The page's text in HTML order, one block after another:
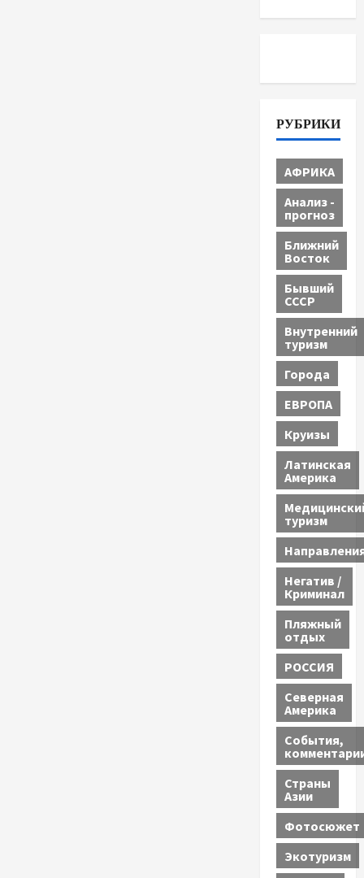
РУБРИКИ
АФРИКА
Анализ -
прогноз
Ближний
Восток
Бывший
СССР
Внутренний
туризм
Города
ЕВРОПА
Круизы
Латинская
Америка
туризм
Негатив /
Криминал
Пляжный
отдых
РОССИЯ
Северная
Америка
События,
Страны
Азии
Фотосюжет
Экотуризм